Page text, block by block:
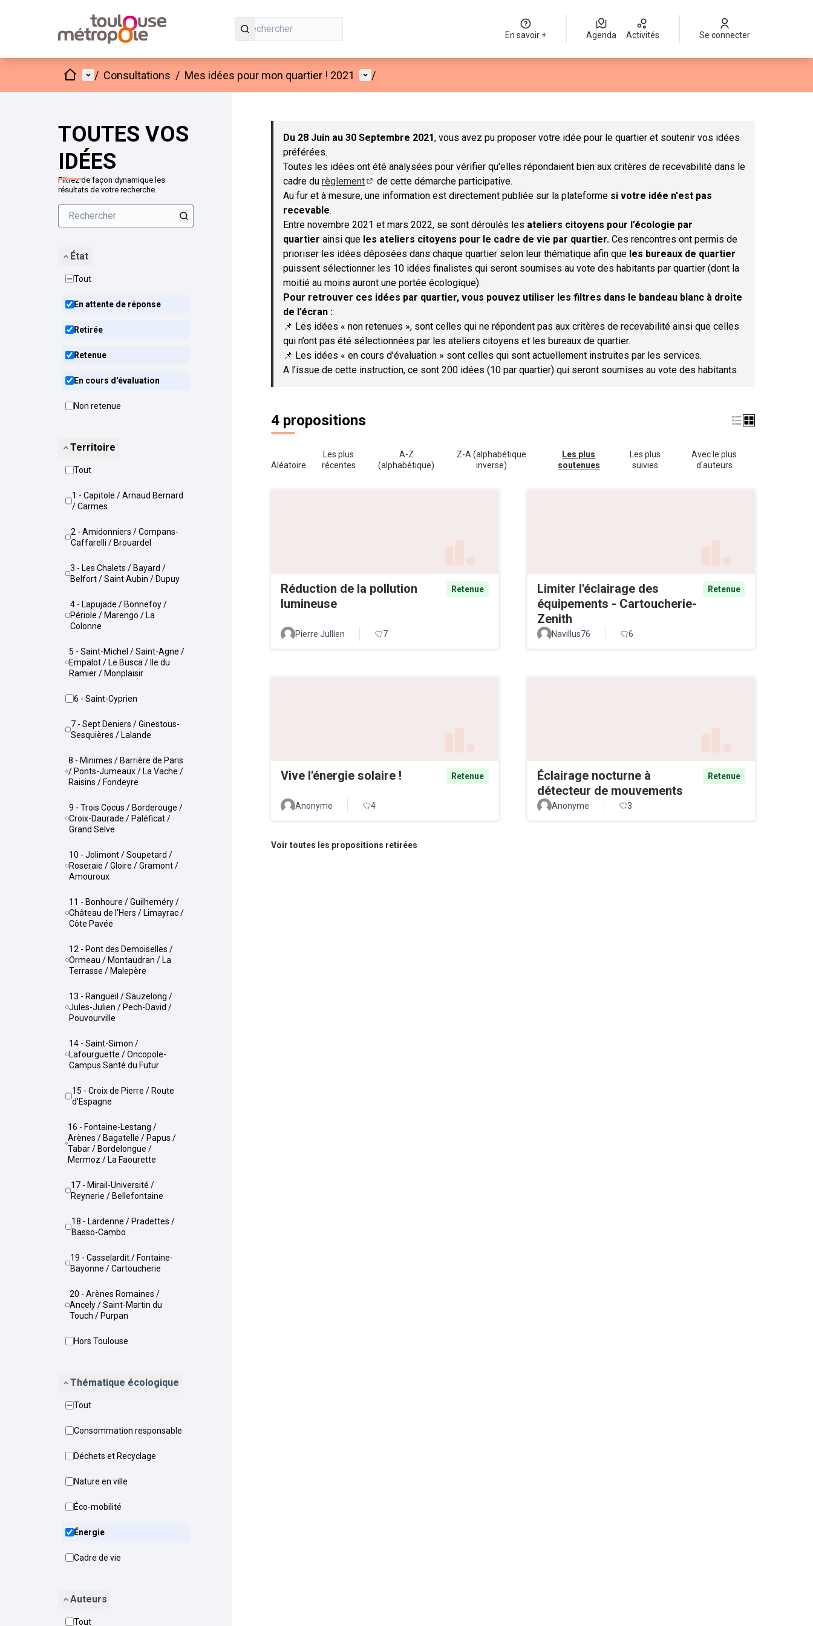
En savoir + Agenda Activités Se connecter
AccueilMenu principal
/ Consultations / Mes idées pour mon quartier ! 2021 Menu utilisateur
/
TOUTES VOS
IDÉES
Filtrez de façon dynamique les
résultats de votre recherche.
État
Tout
En attente de réponse
Retirée
Retenue
En cours d'évaluation
Non retenue
Territoire
Tout
1 - Capitole / Arnaud Bernard
/ Carmes
2 - Amidonniers / Compans-
Caffarelli / Brouardel
3 - Les Chalets / Bayard /
Belfort / Saint Aubin / Dupuy
4 - Lapujade / Bonnefoy /
Périole / Marengo / La
Colonne
5 - Saint-Michel / Saint-Agne /
Empalot / Le Busca / Ile du
Ramier / Monplaisir
6 - Saint-Cyprien
7 - Sept Deniers / Ginestous-
Sesquières / Lalande
8 - Minimes / Barrière de Paris
/ Ponts-Jumeaux / La Vache /
Raisins / Fondeyre
9 - Trois Cocus / Borderouge /
Croix-Daurade / Paléficat /
Grand Selve
10 - Jolimont / Soupetard /
Roseraie / Gloire / Gramont /
Amouroux
11 - Bonhoure / Guilheméry /
Château de l'Hers / Limayrac /
Côte Pavée
12 - Pont des Demoiselles /
Ormeau / Montaudran / La
Terrasse / Malepère
13 - Rangueil / Sauzelong /
Jules-Julien / Pech-David /
Pouvourville
14 - Saint-Simon /
Lafourguette / Oncopole-
Campus Santé du Futur
15 - Croix de Pierre / Route
d'Espagne
16 - Fontaine-Lestang /
Arènes / Bagatelle / Papus /
Tabar / Bordelongue /
Mermoz / La Faourette
17 - Mirail-Université /
Reynerie / Bellefontaine
18 - Lardenne / Pradettes /
Basso-Cambo
19 - Casselardit / Fontaine-
Bayonne / Cartoucherie
20 - Arènes Romaines /
Ancely / Saint-Martin du
Touch / Purpan
Hors Toulouse
Thématique écologique
Tout
Consommation responsable
Déchets et Recyclage
Nature en ville
Éco-mobilité
Énergie
Cadre de vie
Auteurs
Tout
Passer la carte
Du 28 Juin au 30 Septembre 2021, vous avez pu proposer votre idée pour le quartier et soutenir vos idées
préférées.
Toutes les idées ont été analysées pour vérifier qu'elles répondaient bien aux critères de recevabilité dans le
cadre du règlement
(S'ouvre dans un nouvel onglet)
de cette démarche participative.
Au fur et à mesure, une information est directement publiée sur la plateforme si votre idée n'est pas
recevable.
Entre novembre 2021 et mars 2022, se sont déroulés les ateliers citoyens pour l’écologie par
quartier ainsi que les ateliers citoyens pour le cadre de vie par quartier. Ces rencontres ont permis de
prioriser les idées déposées dans chaque quartier selon leur thématique afin que les bureaux de quartier
puissent sélectionner les 10 idées finalistes qui seront soumises au vote des habitants par quartier (dont la
moitié au moins auront une portée écologique).
Pour retrouver ces idées par quartier, vous pouvez utiliser les filtres dans le bandeau blanc à droite
de l’écran :
📌 Les idées « non retenues », sont celles qui ne répondent pas aux critères de recevabilité ainsi que celles
qui n’ont pas été sélectionnées par les ateliers citoyens et les bureaux de quartier.
📌 Les idées « en cours d’évaluation » sont celles qui sont actuellement instruites par les services.
A l’issue de cette instruction, ce sont 200 idées (10 par quartier) qui seront soumises au vote des habitants.
4 propositions
Aléatoire
Les plus
récentes
A-Z
(alphabétique)
Z-A (alphabétique
inverse)
Les plus
soutenues
Les plus
suivies
Avec le plus
d'auteurs
Réduction de la pollution
lumineuse
Retenue
Pierre Jullien 7
Limiter l'éclairage des
équipements - Cartoucherie-
Zenith
Retenue
Navillus76 6
Vive l'énergie solaire ! Retenue
Anonyme 4
Éclairage nocturne à
détecteur de mouvements
Retenue
Anonyme 3
Voir toutes les propositions retirées